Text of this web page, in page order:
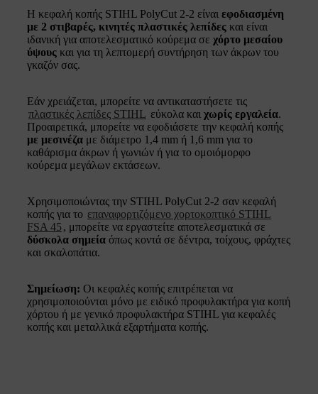
Η κεφαλή κοπής STIHL PolyCut 2-2 είναι εφοδιασμένη
με 2 στιβαρές, κινητές πλαστικές λεπίδες και είναι
ιδανική για αποτελεσματικό κούρεμα σε χόρτο μεσαίου
ύψους και για τη λεπτομερή συντήρηση των άκρων του
γκαζόν σας.
Εάν χρειάζεται, μπορείτε να αντικαταστήσετε τις
πλαστικές λεπίδες STIHL εύκολα και χωρίς εργαλεία.
Προαιρετικά, μπορείτε να εφοδιάσετε την κεφαλή κοπής
με μεσινέζα με διάμετρο 1,4 mm ή 1,6 mm για το
καθάρισμα άκρων ή γωνιών ή για το ομοιόμορφο
κούρεμα μεγάλων εκτάσεων.
Χρησιμοποιώντας την STIHL PolyCut 2-2 σαν κεφαλή
κοπής για το επαναφορτιζόμενο χορτοκοπτικό STIHL
FSA 45 , μπορείτε να εργαστείτε αποτελεσματικά σε
δύσκολα σημεία όπως κοντά σε δέντρα, τοίχους, φράχτες
και σκαλοπάτια.
Σημείωση: Οι κεφαλές κοπής επιτρέπεται να
χρησιμοποιούνται μόνο με ειδικό προφυλακτήρα για κοπή
χόρτου ή με γενικό προφυλακτήρα STIHL για κεφαλές
κοπής και μεταλλικά εξαρτήματα κοπής.